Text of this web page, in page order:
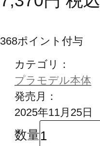
368ポイント付与
カテゴリ：
プラモデル本体
発売月：
2025年11月25日
数量